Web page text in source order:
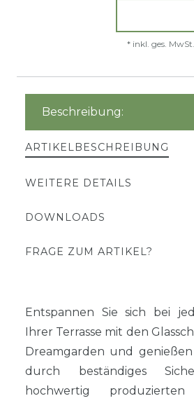
* inkl. ges. MwSt.
Beschreibung:
ARTIKELBESCHREIBUNG
WEITERE DETAILS
DOWNLOADS
FRAGE ZUM ARTIKEL?
Entspannen Sie sich bei
Ihrer Terrasse mit den
Dreamgarden und
durch beständiges
hochwertig produzierten